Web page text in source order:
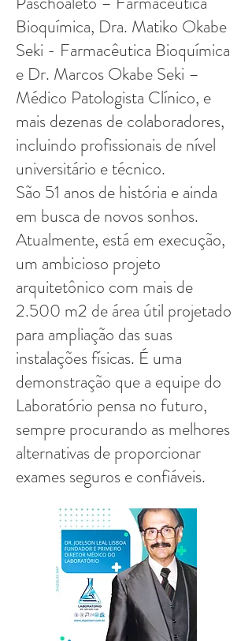
Bioquímica, Dra. Matiko Okabe
Seki - Farmacêutica Bioquímica
e Dr. Marcos Okabe Seki –
Médico Patologista Clínico, e
mais dezenas de colaboradores,
incluindo profissionais de nível
universitário e técnico.
São 51 anos de história e ainda
em busca de novos sonhos.
Atualmente, está em execução,
um ambicioso projeto
arquitetônico com mais de
2.500 m2 de área útil projetado
para ampliação das suas
instalações físicas. É uma
demonstração que a equipe do
Laboratório pensa no futuro,
sempre procurando as melhores
alternativas de proporcionar
exames seguros e confiáveis.